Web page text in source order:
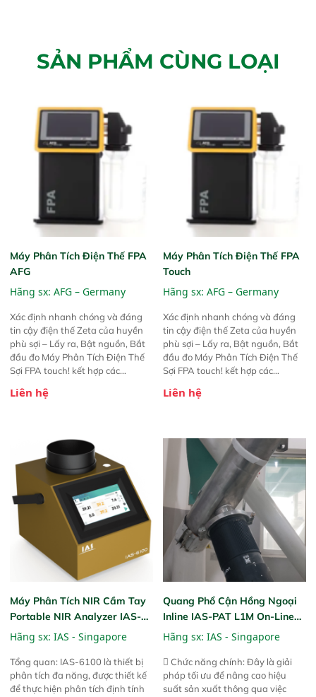
SẢN PHẨM CÙNG LOẠI
Máy Phân Tích Điện Thế FPA
AFG
Hãng sx: AFG – Germany
Xác định nhanh chóng và đáng
tin cậy điện thế Zeta của huyền
phù sợi – Lấy ra, Bật nguồn, Bắt
đầu đo Máy Phân Tích Điện Thế
Sợi FPA touch! kết hợp các
được chứng minh với sự đơn giản
trước đó. Nhưng so với các phiên
bản trước, FPA touch! nhỏ hơn và
nhẹ hơn đáng kể, đồng thời được
nâng cấp với các tính năng mới.
Liên hệ
Máy Phân Tích Điện Thế FPA
Touch
Hãng sx: AFG – Germany
Xác định nhanh chóng và đáng
tin cậy điện thế Zeta của huyền
phù sợi – Lấy ra, Bật nguồn, Bắt
đầu đo Máy Phân Tích Điện Thế
Sợi FPA touch! kết hợp các
được chứng minh với sự đơn giản
trước đó. Nhưng so với các phiên
bản trước, FPA touch! nhỏ hơn và
nhẹ hơn đáng kể, đồng thời được
nâng cấp với các tính năng mới.
Liên hệ
Máy Phân Tích NIR Cầm Tay
Portable NIR Analyzer IAS-
6100
Hãng sx: IAS - Singapore
Tổng quan: IAS-6100 là thiết bị
phân tích đa năng, được thiết kế
để thực hiện phân tích định tính
Quang Phổ Cận Hồng Ngoại
Inline IAS-PAT L1M On-Line
NIR
Hãng sx: IAS - Singapore
 Chức năng chính: Đây là giải
pháp tối ưu để nâng cao hiệu
suất sản xuất thông qua việc